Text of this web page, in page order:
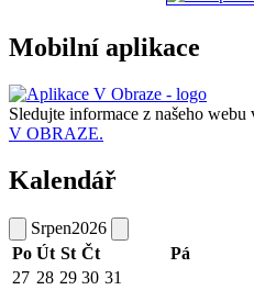
Mobilní aplikace
Sledujte informace z našeho webu
V OBRAZE.
Kalendář
Srpen2026
Po Út St Čt Pá
27 28 29 30 31